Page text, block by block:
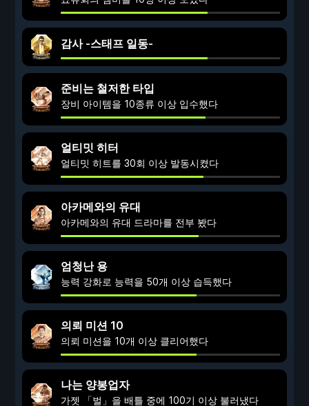
감사 -스태프 일동-
준비는 철저한 타입
장비 아이템을 10종류 이상 입수했다
얼티밋 히터
얼티밋 히트를 30회 이상 발동시켰다
아카메와의 유대
아카메와의 유대 드라마를 전부 봤다
엄청난 용
능력 강화로 능력을 50개 이상 습득했다
의뢰 미션 10
의뢰 미션을 10개 이상 클리어했다
나는 양봉업자
가젯 「벌」을 배틀 중에 100기 이상 불러냈다